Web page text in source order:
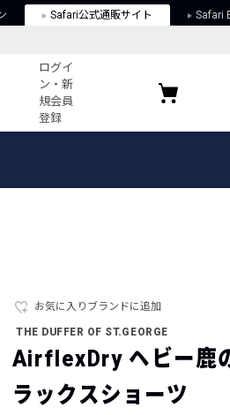
Safari公式通販サイト Safari
ログイ
ン・新
規会員
登録
る法律
お気に入りブラ
お気に入りブランドに追加
THE DUFFER OF ST.GEORGE
AirflexDry ヘビー鹿
ラックスショーツ